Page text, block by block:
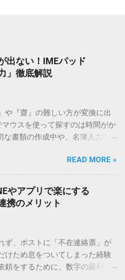
出ない！IMEパッド
」徹底解説
や『齋』の難しい方が変換に出
ウスを使って探すのは時間がか
書類の作成中や、名簿入力を
が「IMEパッド（手書き入力）」
一画ずつ書くのは非効率です
見つからないことも少なくあり
ッドを使わずに、特定のコー
や外字、特殊記号を呼び出す
クを詳しく解説します。 この
変換」しても旧字・外字が出て
普通の変換で出てこない漢字が
、パソコンが文字を認識する
READ MORE »
やアプリで楽にする
携のメリット
ず、ポストに「不在連絡票」が
けため息をついてしまった経験
をするために、数字の羅列を